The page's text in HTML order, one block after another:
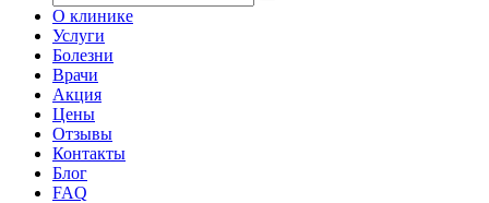
О клинике
Услуги
Болезни
Врачи
Акция
Цены
Отзывы
Контакты
Блог
FAQ